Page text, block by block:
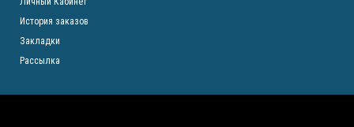
История заказов
Закладки
Рассылка